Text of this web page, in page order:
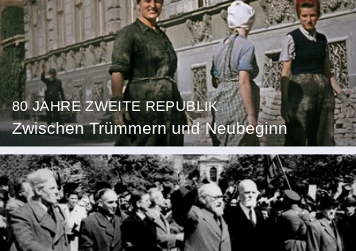
80 JAHRE ZWEITE REPUBLIK
Zwischen Trümmern und Neubeginn